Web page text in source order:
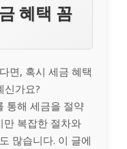
혜택 꼼
면, 혹시 세금 혜택
신가요?
통해 세금을 절약
만 복잡한 절차와
많습니다. 이 글에